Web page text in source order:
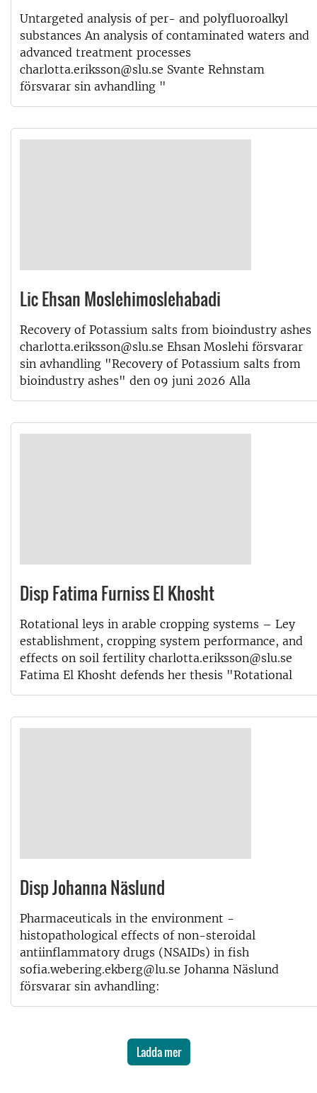
Untargeted analysis of per- and polyfluoroalkyl
substances An analysis of contaminated waters and
advanced treatment processes
charlotta.eriksson@slu.se Svante Rehnstam
försvarar sin avhandling "
Lic Ehsan Moslehimoslehabadi
Recovery of Potassium salts from bioindustry ashes
charlotta.eriksson@slu.se Ehsan Moslehi försvarar
sin avhandling "Recovery of Potassium salts from
bioindustry ashes" den 09 juni 2026 Alla
Disp Fatima Furniss El Khosht
Rotational leys in arable cropping systems – Ley
establishment, cropping system performance, and
effects on soil fertility charlotta.eriksson@slu.se
Fatima El Khosht defends her thesis "Rotational
Disp Johanna Näslund
Pharmaceuticals in the environment -
histopathological effects of non-steroidal
antiinflammatory drugs (NSAIDs) in fish
sofia.webering.ekberg@lu.se Johanna Näslund
försvarar sin avhandling:
Ladda mer